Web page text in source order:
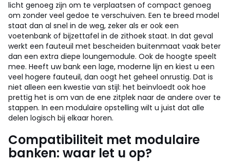
licht genoeg zijn om te verplaatsen of compact genoeg
om zonder veel gedoe te verschuiven. Een te breed model
staat dan al snel in de weg, zeker als er ook een
voetenbank of bijzettafel in de zithoek staat. In dat geval
werkt een fauteuil met bescheiden buitenmaat vaak beter
dan een extra diepe loungemodule. Ook de hoogte speelt
mee. Heeft uw bank een lage, moderne lijn en kiest u een
veel hogere fauteuil, dan oogt het geheel onrustig. Dat is
niet alleen een kwestie van stijl: het beïnvloedt ook hoe
prettig het is om van de ene zitplek naar de andere over te
stappen. In een modulaire opstelling wilt u juist dat alle
delen logisch bij elkaar horen.
Compatibiliteit met modulaire
banken: waar let u op?